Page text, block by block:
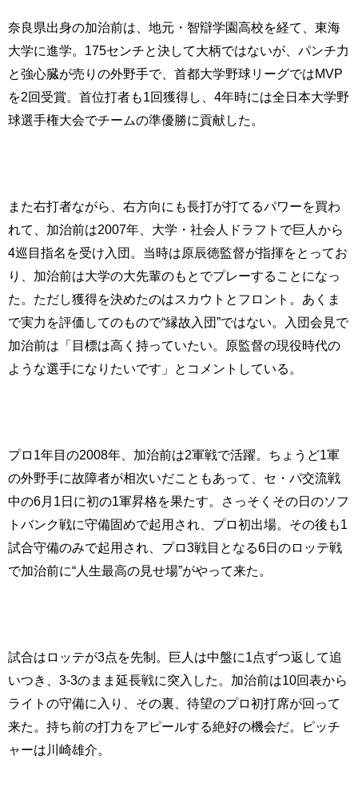
奈良県出身の加治前は、地元・智辯学園高校を経て、東海
大学に進学。175センチと決して大柄ではないが、パンチ力
と強心臓が売りの外野手で、首都大学野球リーグではMVP
を2回受賞。首位打者も1回獲得し、4年時には全日本大学野
球選手権大会でチームの準優勝に貢献した。
また右打者ながら、右方向にも長打が打てるパワーを買わ
れて、加治前は2007年、大学・社会人ドラフトで巨人から
4巡目指名を受け入団。当時は原辰徳監督が指揮をとってお
り、加治前は大学の大先輩のもとでプレーすることになっ
た。ただし獲得を決めたのはスカウトとフロント。あくま
で実力を評価してのもので“縁故入団”ではない。入団会見で
加治前は「目標は高く持っていたい。原監督の現役時代の
ような選手になりたいです」とコメントしている。
プロ1年目の2008年、加治前は2軍戦で活躍。ちょうど1軍
の外野手に故障者が相次いだこともあって、セ・パ交流戦
中の6月1日に初の1軍昇格を果たす。さっそくその日のソフ
トバンク戦に守備固めで起用され、プロ初出場。その後も1
試合守備のみで起用され、プロ3戦目となる6日のロッテ戦
で加治前に“人生最高の見せ場”がやって来た。
試合はロッテが3点を先制。巨人は中盤に1点ずつ返して追
いつき、3-3のまま延長戦に突入した。加治前は10回表から
ライトの守備に入り、その裏、待望のプロ初打席が回って
来た。持ち前の打力をアピールする絶好の機会だ。ピッチ
ャーは川崎雄介。